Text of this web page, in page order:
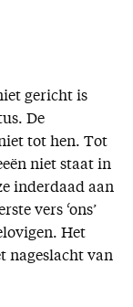
gericht is
De
tot hen. Tot
niet staat in
inderdaad aan
vers ‘ons’
Het
nageslacht van